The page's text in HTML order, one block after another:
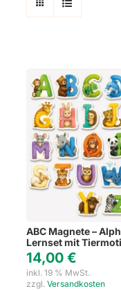
ABC Magnete –
Lernset mit
14,00 €
inkl. 19 % MwSt.
zzgl. Versandkosten